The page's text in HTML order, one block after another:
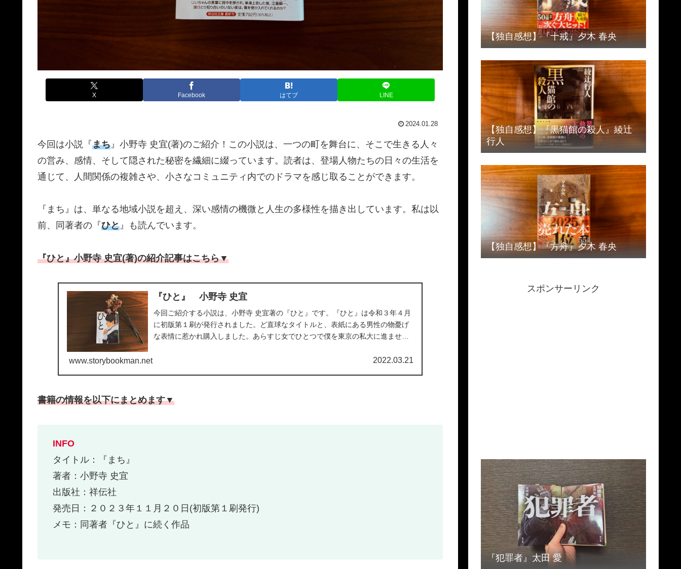
X Facebook はてブ LINE
2024.01.28
今回は小説『まち 』小野寺 史宜(著)のご紹介！この小説は、一つの町を舞台に、そこで生きる人々
の営み、感情、そして隠された秘密を繊細に綴っています。読者は、登場人物たちの日々の生活を
通じて、人間関係の複雑さや、小さなコミュニティ内でのドラマを感じ取ることができます。
『まち』は、単なる地域小説を超え、深い感情の機微と人生の多様性を描き出しています。私は以
前、同著者の『ひと』も読んでいます。
『ひと』小野寺 史宜(著)の紹介記事はこちら▼
『ひと』 小野寺 史宜
今回ご紹介する小説は、小野寺 史宜著の『ひと』です。『ひと』は令和３年４月
に初版第１刷が発行されました。ど直球なタイトルと、表紙にある男性の物憂げ
な表情に惹かれ購入しました。あらすじ女でひとつで僕を東京の私大に進ませて
www.storybookman.net 2022.03.21
書籍の情報を以下にまとめます▼
INFO
タイトル：『まち』
著者：小野寺 史宜
出版社：祥伝社
発売日：２０２３年１１月２０日(初版第１刷発行)
メモ：同著者『ひと』に続く作品
【独自感想】『十戒』夕木 春央
【独自感想】『黒猫館の殺人』綾辻
行人
【独自感想】『方舟』夕木 春央
スポンサーリンク
『犯罪者』太田 愛